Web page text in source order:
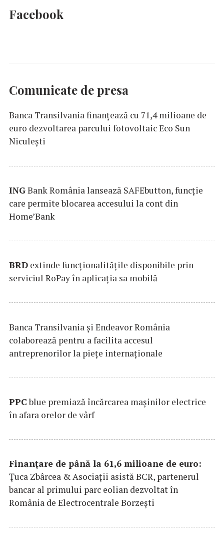
Facebook
Comunicate de presa
Banca Transilvania finanțează cu 71,4 milioane de
euro dezvoltarea parcului fotovoltaic Eco Sun
Niculești
INGBank România lansează SAFEbutton, funcţie
care permite blocarea accesului la cont din
Home’Bank
BRD extinde funcţionalităţile disponibile prin
serviciul RoPay în aplicaţia sa mobilă
Banca Transilvania şi Endeavor România
colaborează pentru a facilita accesul
antreprenorilor la pieţe internaţionale
PPCblue premiază încărcarea maşinilor electrice
în afara orelor de vârf
Finanțare de până la 61,6 milioane de euro:
Țuca Zbârcea & Asociații asistă BCR, partenerul
bancar al primului parc eolian dezvoltat în
România de Electrocentrale Borzești